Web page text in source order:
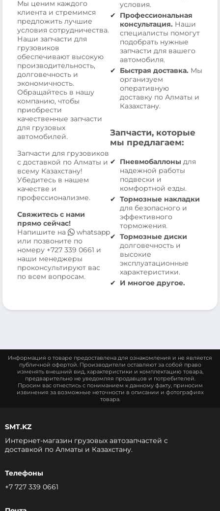
Мы ценим каждого
клиента и стремимся
предложить лучшие
условия сотрудничества.
Наши запчасти для
грузовиков
обеспечивают высокую
производительность,
долговечность и
экономичность.
Обращайтесь в нашу
компанию, чтобы
приобрести
качественные запчасти
для грузовых
автомобилей.
Запчасти для грузовиков
с доставкой по Алматы и
всему Казахстану!
Убедитесь в нашем
качестве и
профессионализме.
Свяжитесь с нами
прямо сейчас!
Напишите на
whatsapp
или позвоните по
номеру +727 339 0661 и
наши менеджеры
проконсультируют вас
по всем вопросам.
условия.
Профессиональная
консультация. Наши
специалисты помогут
подобрать нужные
запчасти для вашего
автомобиля.
Быстрая доставка. Мы
организуем
оперативную
доставку по Алматы и
Казахстану.
Запчасти, которые
мы предлагаем:
Пневмобаллоны для
надежной работы
подвески и
комфортной езды.
Тормозные накладки
для безопасного и
эффективного
торможения.
Тормозные диски
долговечность и
высокие
эксплуатационные
характеристики.
И многое другое.
Информация о товаре предоставлена для ознакомления и не является
публичной офертой. Производители оставляют за собой право
изменять внешний вид, характеристики и комплектацию товара,
предварительно не уведомляя продавцов и потребителей.
Просим вас отнестись с пониманием к данному факту, приносим
извинения за возможные неточности в описании и фотографиях
товара.
SMT.KZ
Интернет-магазин грузовых автозапчастей c
доставкой по Алматы и Казахстану.
Телефоны
+7 727 339 0661